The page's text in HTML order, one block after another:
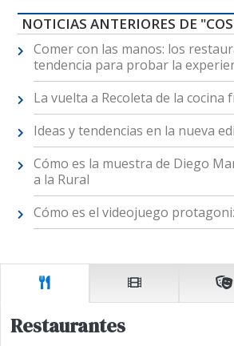
NOTICIAS ANTERIORES DE
Comer con las manos: los
tendencia para probar la
La vuelta a Recoleta de la cocina
Ideas y tendencias en la nueva
Cómo es la muestra de Diego
a la Rural
Cómo es el videojuego
Restaurantes